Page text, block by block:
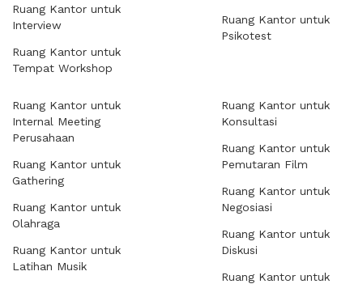
Ruang Kantor untuk
Interview
Ruang Kantor untuk
Tempat Workshop
Ruang Kantor untuk
Psikotest
Ruang Kantor untuk
Internal Meeting
Perusahaan
Ruang Kantor untuk
Gathering
Ruang Kantor untuk
Olahraga
Ruang Kantor untuk
Latihan Musik
Ruang Kantor untuk
Konsultasi
Ruang Kantor untuk
Pemutaran Film
Ruang Kantor untuk
Negosiasi
Ruang Kantor untuk
Diskusi
Ruang Kantor untuk